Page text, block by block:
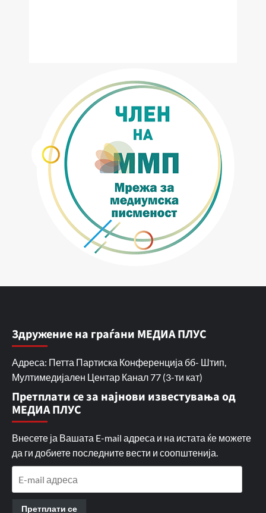
Здружение на граѓани МЕДИА ПЛУС
Адреса: Петта Партиска Конференција бб- Штип,
Мултимедијален Центар Канал 77 (3-ти кат)
Претплати се за најнови известувања од
МЕДИА ПЛУС
Внесете ја Вашата E-mail адреса и на истата ќе можете
да ги добиете последните вести и соопштенија.
Претплати се